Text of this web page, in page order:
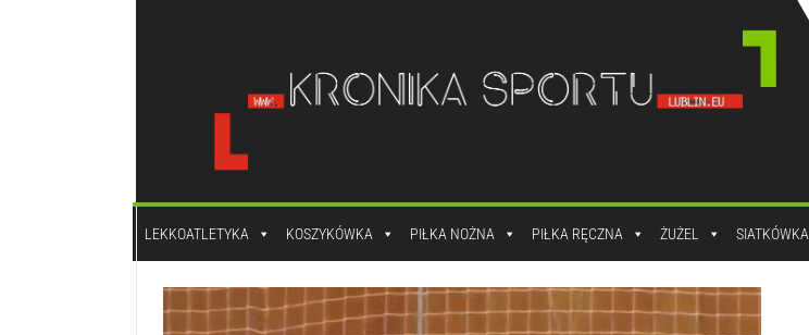
LEKKOATLETYKA KOSZYKÓWKA PIŁKA NOŻNA PIŁKA RĘCZNA ŻUŻEL SIATKÓWKA